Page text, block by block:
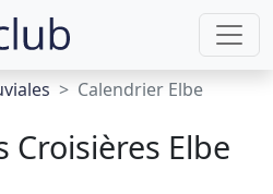
Calendrier Elbe
Croisières Elbe